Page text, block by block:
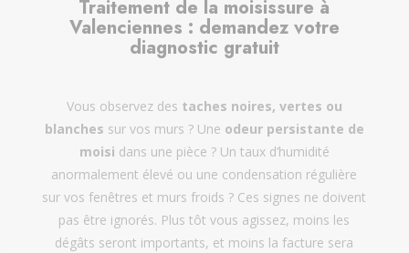
Traitement de la moisissure à
Valenciennes : demandez votre
diagnostic gratuit
Vous observez des taches noires, vertes ou
blanches sur vos murs ? Une odeur persistante de
moisi dans une pièce ? Un taux d’humidité
anormalement élevé ou une condensation régulière
sur vos fenêtres et murs froids ? Ces signes ne doivent
pas être ignorés. Plus tôt vous agissez, moins les
dégâts seront importants, et moins la facture sera